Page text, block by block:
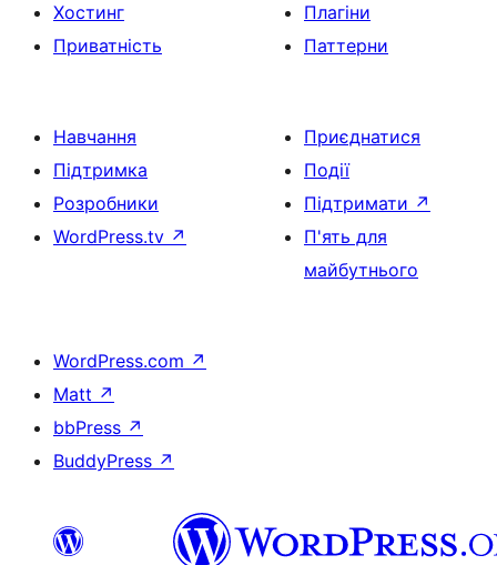
Хостинг
Приватність
Плагіни
Паттерни
Навчання
Підтримка
Розробники
WordPress.tv ↗
Приєднатися
Події
Підтримати ↗
П'ять для
майбутнього
WordPress.com ↗
Matt ↗
bbPress ↗
BuddyPress ↗